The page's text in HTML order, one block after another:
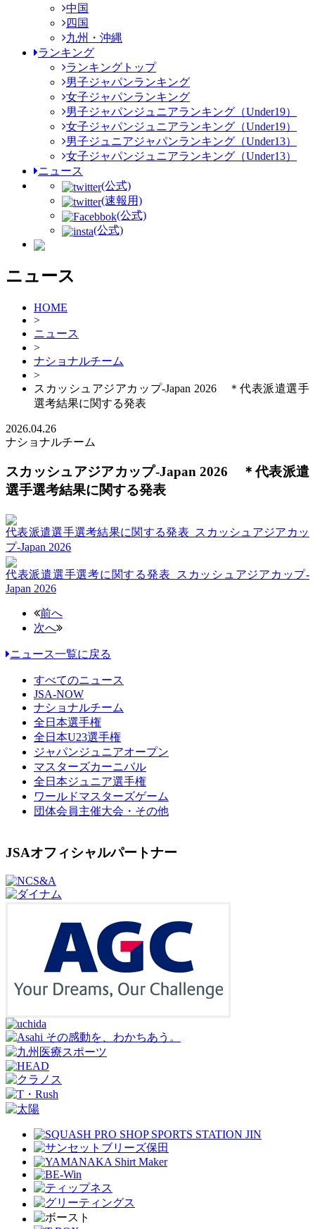
中国
四国
九州・沖縄
ランキング
ランキングトップ
男子ジャパンランキング
女子ジャパンランキング
男子ジャパンジュニアランキング（Under19）
女子ジャパンジュニアランキング（Under19）
男子ジュニアジャパンランキング（Under13）
女子ジャパンジュニアランキング（Under13）
ニュース
(公式)
(速報用)
(公式)
(公式)
ニュース
HOME
>
ニュース
>
ナショナルチーム
>
スカッシュアジアカップ-Japan 2026 ＊代表派遣選手
選考結果に関する発表
2026.04.26
ナショナルチーム
スカッシュアジアカップ-Japan 2026 ＊代表派遣
選手選考結果に関する発表
代表派遣選手選考結果に関する発表_スカッシュアジアカッ
プ-Japan 2026
代表派遣選手選考に関する発表_スカッシュアジアカップ-
Japan 2026
前へ
次へ
ニュース一覧に戻る
すべてのニュース
JSA-NOW
ナショナルチーム
全日本選手権
全日本U23選手権
ジャパンジュニアオープン
マスターズカーニバル
全日本ジュニア選手権
ワールドマスターズゲーム
団体会員主催大会・その他
JSAオフィシャルパートナー